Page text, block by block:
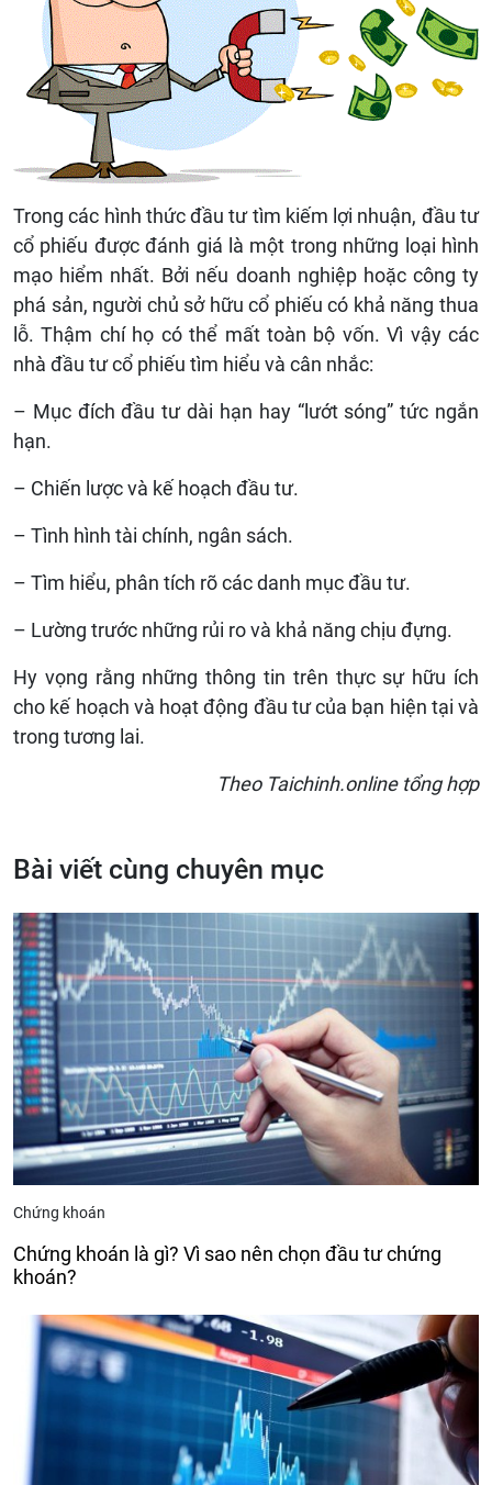
Trong các hình thức đầu tư tìm kiếm lợi nhuận, đầu tư
cổ phiếu được đánh giá là một trong những loại hình
mạo hiểm nhất. Bởi nếu doanh nghiệp hoặc công ty
phá sản, người chủ sở hữu cổ phiếu có khả năng thua
lỗ. Thậm chí họ có thể mất toàn bộ vốn. Vì vậy các
nhà đầu tư cổ phiếu tìm hiểu và cân nhắc:
– Mục đích đầu tư dài hạn hay “lướt sóng” tức ngắn
hạn.
– Chiến lược và kế hoạch đầu tư.
– Tình hình tài chính, ngân sách.
– Tìm hiểu, phân tích rõ các danh mục đầu tư.
– Lường trước những rủi ro và khả năng chịu đựng.
Hy vọng rằng những thông tin trên thực sự hữu ích
cho kế hoạch và hoạt động đầu tư của bạn hiện tại và
trong tương lai.
Theo Taichinh.online tổng hợp
Bài viết cùng chuyên mục
Chứng khoán
Chứng khoán là gì? Vì sao nên chọn đầu tư chứng
khoán?